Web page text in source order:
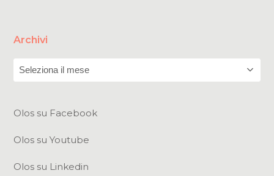
Archivi
Archivi
Olos su Facebook
Olos su Youtube
Olos su Linkedin